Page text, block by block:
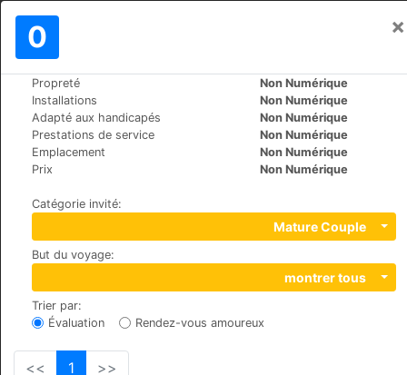
0 ×
Propreté
Non Numérique
Installations
Non Numérique
Adapté aux handicapés
Non Numérique
Prestations de service
Non Numérique
Emplacement
Non Numérique
Prix
Non Numérique
Catégorie invité:
Mature Couple
But du voyage:
montrer tous
Trier par:
Évaluation
Rendez-vous amoureux
<< 1 >>
Le Monde>
Rigas Hotel
+30 2424022142
Skopelos , 37003